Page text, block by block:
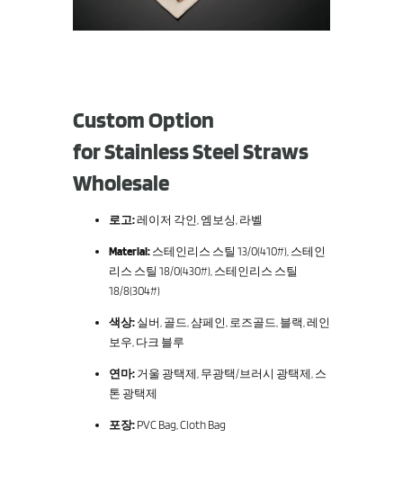
Custom Option
for Stainless Steel Straws
Wholesale
로고:레이저 각인, 엠보싱, 라벨
Material:스테인리스 스틸 13/0(410#), 스테인
리스 스틸 18/0(430#), 스테인리스 스틸
18/8(304#)
색상:실버, 골드, 샴페인, 로즈골드, 블랙, 레인
보우, 다크 블루
연마: 거울 광택제, 무광택/브러시 광택제, 스
톤 광택제
포장: PVC Bag, Cloth Bag